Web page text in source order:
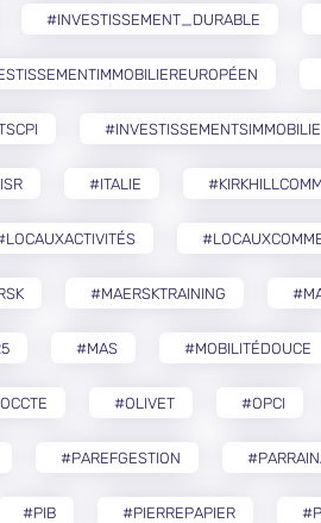
#INVESTISSEMENT_DURABLE
#ITALIE
#MAERSKTRAINING
#MAS #MOBILITÉDOUCE
#OLIVET #OPCI
#PAREFGESTION
#PIB #PIERREPAPIER